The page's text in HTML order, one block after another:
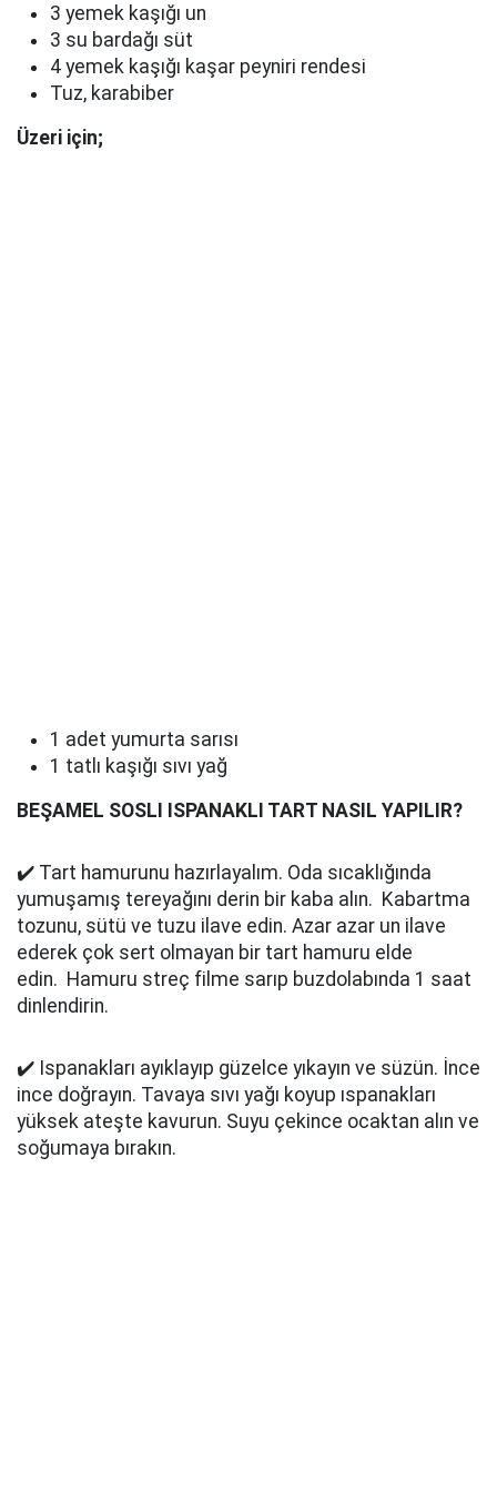
3 yemek kaşığı un
3 su bardağı süt
4 yemek kaşığı kaşar peyniri rendesi
Tuz, karabiber
Üzeri için;
1 adet yumurta sarısı
1 tatlı kaşığı sıvı yağ
BEŞAMEL SOSLI ISPANAKLI TART NASIL YAPILIR?
✔️ Tart hamurunu hazırlayalım. Oda sıcaklığında
yumuşamış tereyağını derin bir kaba alın. Kabartma
tozunu, sütü ve tuzu ilave edin. Azar azar un ilave
ederek çok sert olmayan bir tart hamuru elde
edin. Hamuru streç filme sarıp buzdolabında 1 saat
dinlendirin.
✔️ Ispanakları ayıklayıp güzelce yıkayın ve süzün. İnce
ince doğrayın. Tavaya sıvı yağı koyup ıspanakları
yüksek ateşte kavurun. Suyu çekince ocaktan alın ve
soğumaya bırakın.